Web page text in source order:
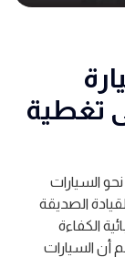
تغطية
السيارات
الصديقة
الكفاءة
أن السيارات